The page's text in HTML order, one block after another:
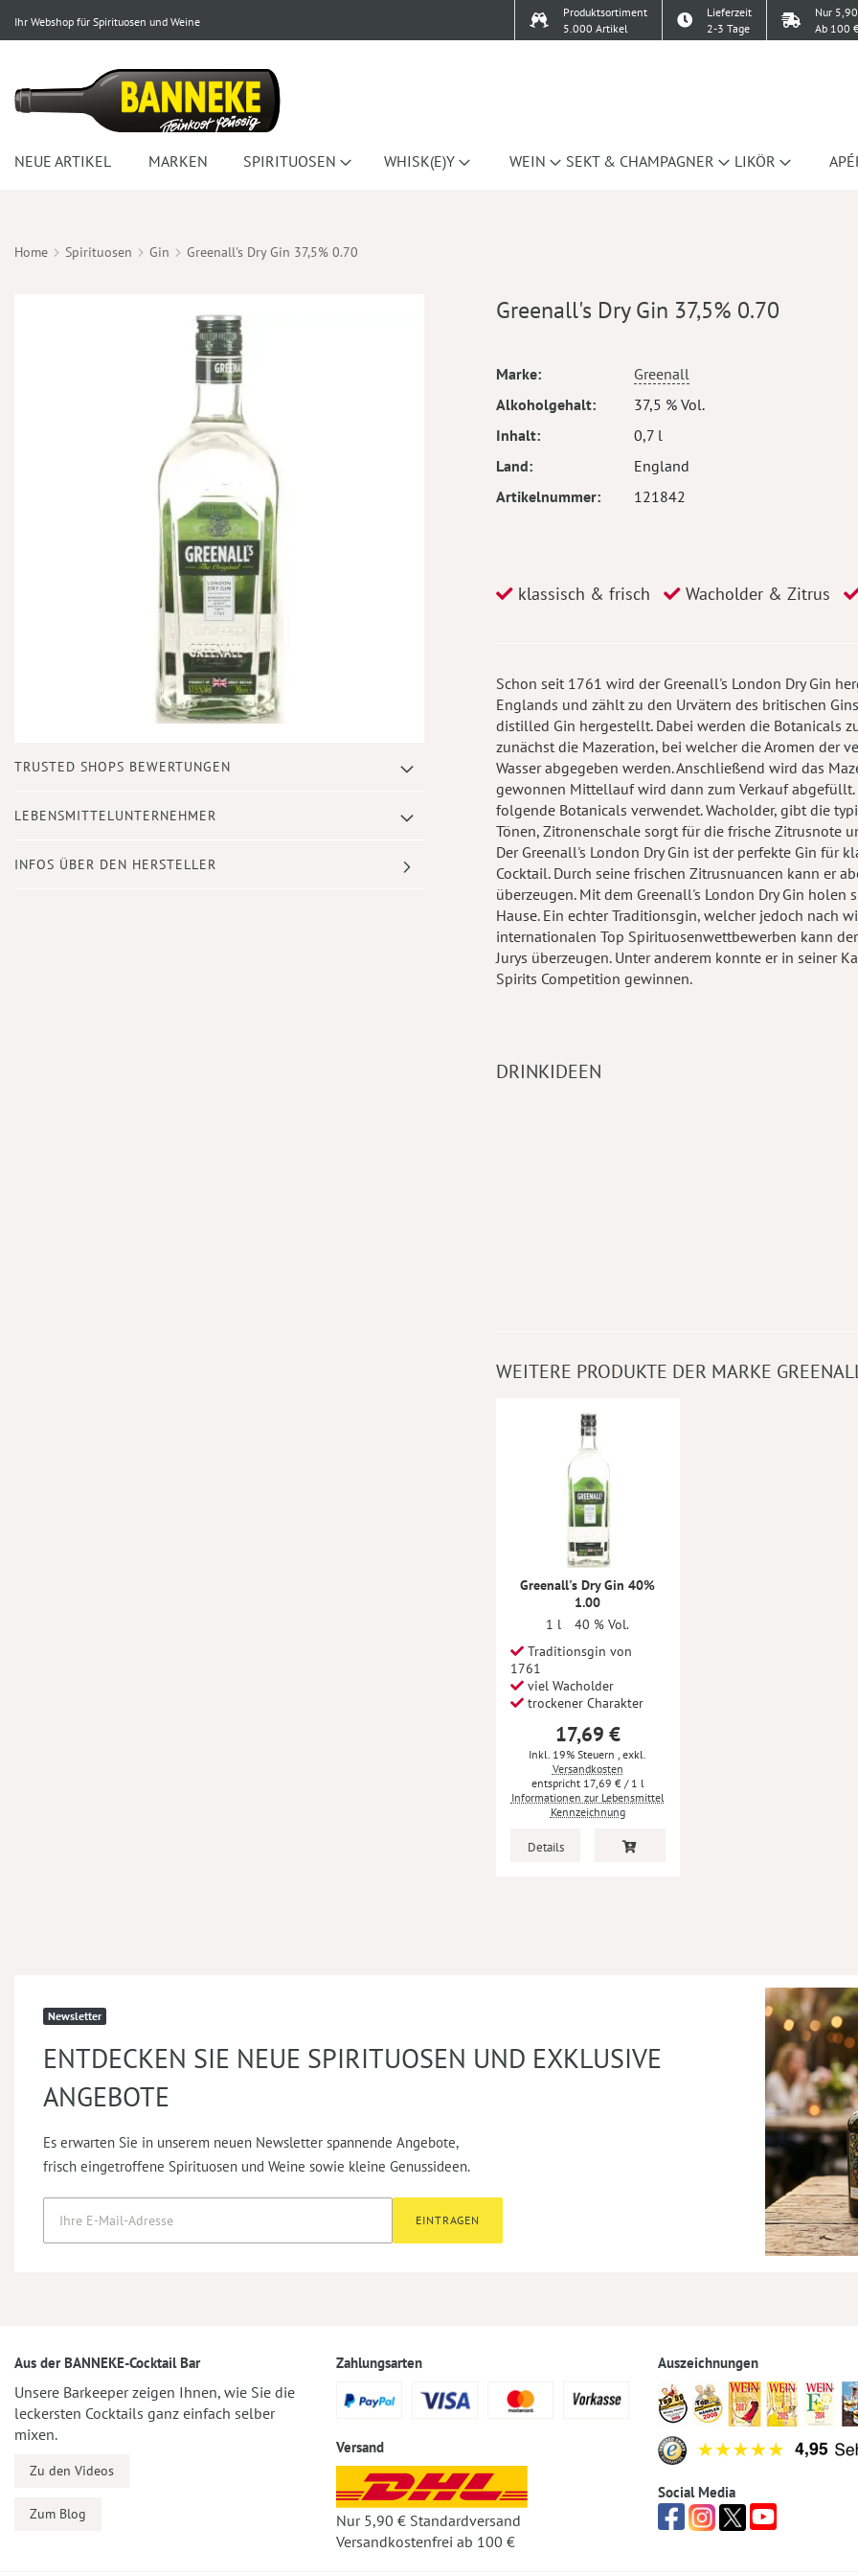
Ihr Webshop für Spirituosen und Weine
Produktsortiment
5.000 Artikel
Lieferzeit
2-3 Tage
Nur
Ab 100
NEUE ARTIKEL MARKEN SPIRITUOSEN WHISK(E)Y WEIN SEKT & CHAMPAGNER LIKÖR
Home Spirituosen Gin Greenall's Dry Gin 37,5% 0.70
Anfang
Bildergalerie
TRUSTED SHOPS BEWERTUNGEN
LEBENSMITTELUNTERNEHMER
INFOS ÜBER DEN HERSTELLER
Greenall's Dry Gin 37,5% 0.70
Mehr
Marke
Greenall
Alkoholgehalt
37,5 % Vol.
Inhalt
0,7 l
Land
England
Artikelnummer
121842
klassisch & frisch Wacholder & Zitrus
Schon seit 1761 wird der Greenall's London Dry Gin
Englands und zählt zu den Urvätern des britischen
distilled Gin hergestellt. Dabei werden die Botanicals
zunächst die Mazeration, bei welcher die Aromen der
Wasser abgegeben werden. Anschließend wird das
gewonnen Mittellauf wird dann zum Verkauf abgefüllt.
folgende Botanicals verwendet. Wacholder, gibt die
Tönen, Zitronenschale sorgt für die frische Zitrusnote
Der Greenall's London Dry Gin ist der perfekte Gin für
Cocktail. Durch seine frischen Zitrusnuancen kann er
überzeugen. Mit dem Greenall's London Dry Gin
Hause. Ein echter Traditionsgin, welcher jedoch nach
internationalen Top Spirituosenwettbewerben kann
Jurys überzeugen. Unter anderem konnte er in seiner
Spirits Competition gewinnen.
DRINKIDEEN
WEITERE PRODUKTE DER MARKE
Greenall's Dry Gin 40%
1.00
1 l
40 % Vol.
Traditionsgin von
1761
viel Wacholder
trockener Charakter
17,69 €
Inkl. 19% Steuern
exkl.
Versandkosten
17,69 € / 1 l
Informationen zur Lebensmittel
Kennzeichnung
Details
Newsletter
ENTDECKEN SIE NEUE SPIRITUOSEN UND EXKLUSIVE
ANGEBOTE
Es erwarten Sie in unserem neuen Newsletter spannende Angebote,
frisch eingetroffene Spirituosen und Weine sowie kleine Genussideen.
EINTRAGEN
Aus der BANNEKE-Cocktail Bar
Unsere Barkeeper zeigen Ihnen, wie Sie die
leckersten Cocktails ganz einfach selber
mixen.
Zu den Videos
Zum Blog
Zahlungsarten
Versand
Nur 5,90 € Standardversand
Versandkostenfrei ab 100 €
Auszeichnungen
Social Media